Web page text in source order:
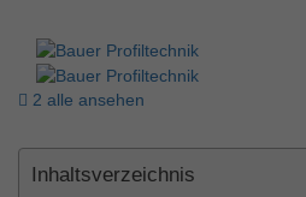
2 alle ansehen
Inhaltsverzeichnis